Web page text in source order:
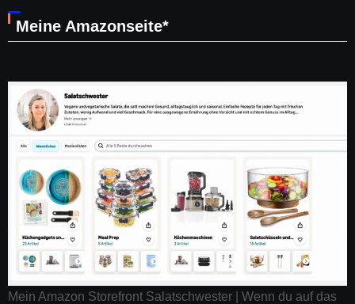
Meine Amazonseite*
Mein Amazon Storefront Salatschwester | Wenn du auf das